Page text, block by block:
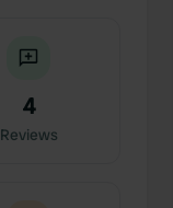
4
Reviews